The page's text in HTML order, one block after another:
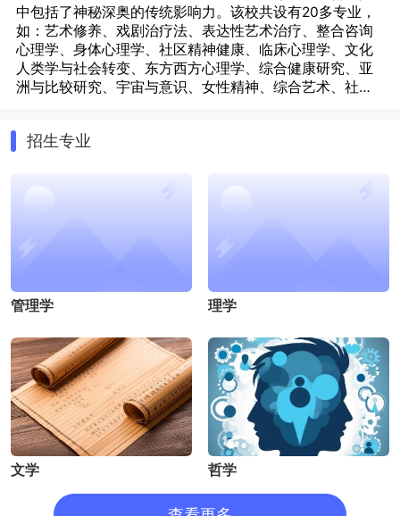
中包括了神秘深奥的传统影响力。该校共设有20多专业，
如：艺术修养、戏剧治疗法、表达性艺术治疗、整合咨询
心理学、身体心理学、社区精神健康、临床心理学、文化
人类学与社会转变、东方西方心理学、综合健康研究、亚
洲与比较研究、宇宙与意识、女性精神、综合艺术、社会
识与最前沿知识的土壤。创新、求知、留意及社会意识，
经过四十多年的发展，学院各个方面的发展已非常成熟，
招生专业
管理学 理学
文学 哲学